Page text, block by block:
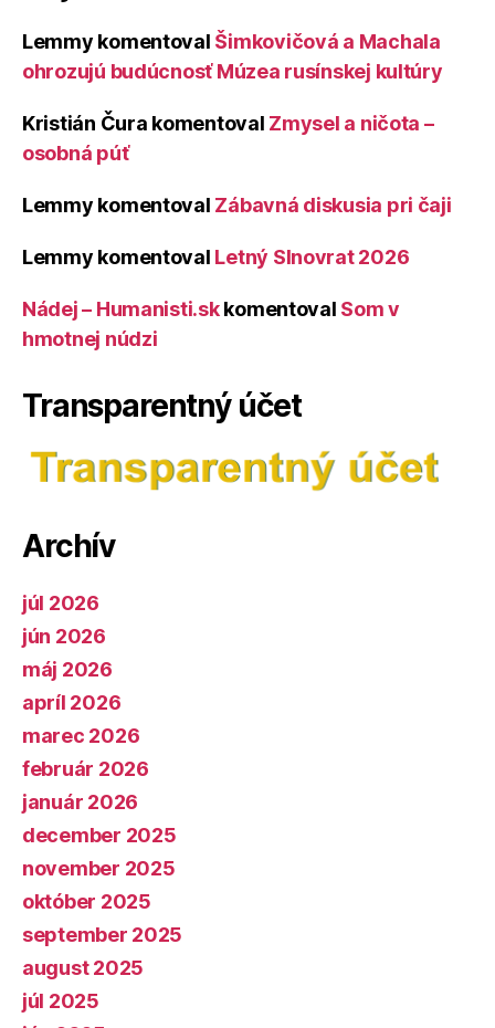
Lemmy komentoval Šimkovičová a Machala
ohrozujú budúcnosť Múzea rusínskej kultúry
Kristián Čura komentoval Zmysel a ničota –
osobná púť
Lemmy komentoval Zábavná diskusia pri čaji
Lemmy komentoval Letný Slnovrat 2026
Nádej – Humanisti.skkomentoval Som v
hmotnej núdzi
Transparentný účet
Archív
júl 2026
jún 2026
máj 2026
apríl 2026
marec 2026
február 2026
január 2026
december 2025
november 2025
október 2025
september 2025
august 2025
júl 2025